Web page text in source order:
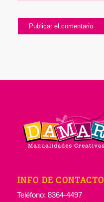
INFO DE CONTACTO
Teléfono: 8364-4497